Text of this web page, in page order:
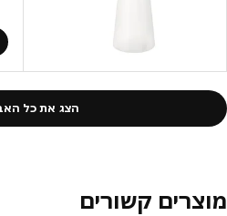
+3
הצג את כל
קשורים